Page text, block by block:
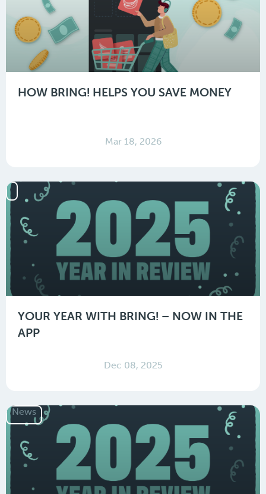
HOW BRING! HELPS YOU SAVE MONEY
Mar 18, 2026
YOUR YEAR WITH BRING! – NOW IN THE
APP
Dec 08, 2025
News